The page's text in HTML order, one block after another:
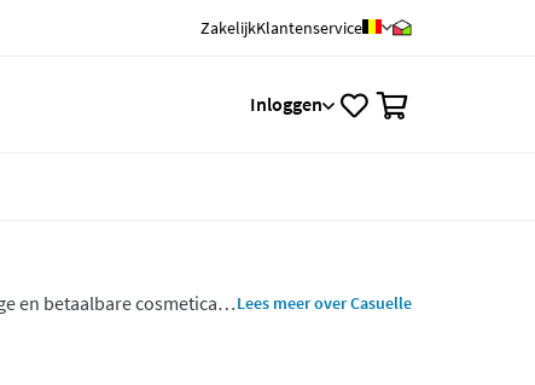
ZakelijkKlantenservice
Inloggen
en betaalbare cosmetica-
Lees meer over Casuelle